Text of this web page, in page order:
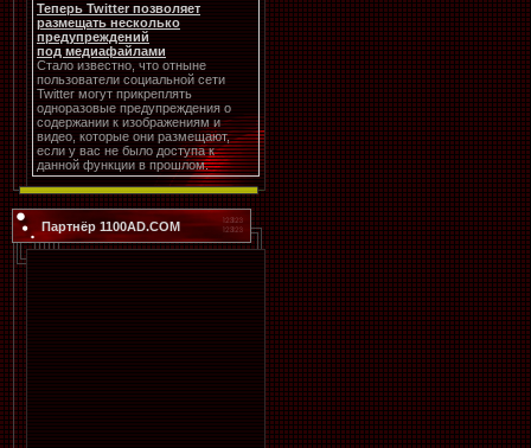
Теперь Twitter позволяет
размещать несколько
предупреждений
под медиафайлами
Стало известно, что отныне
пользователи социальной сети
Twitter могут прикреплять
одноразовые предупреждения о
содержании к изображениям и
видео, которые они размещают,
если у вас не было доступа к
данной функции в прошлом.
Партнёр 1100AD.COM